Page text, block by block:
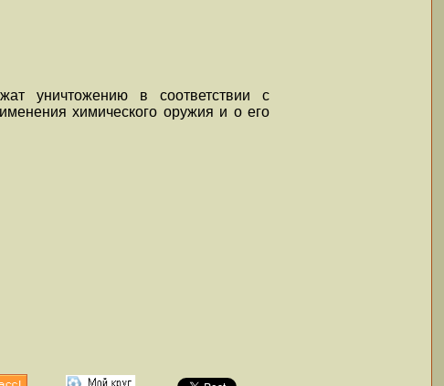
уничтожению в соответствии с
химического оружия и о его